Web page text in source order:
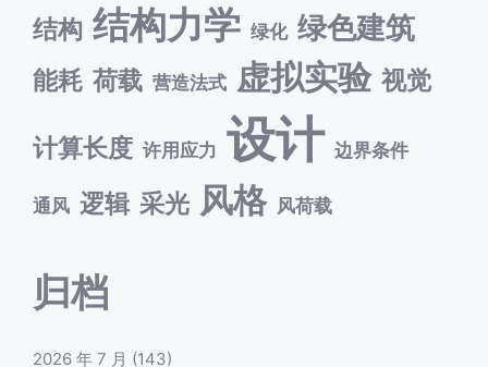
结构 结构力学 绿化 绿色建筑
能耗 荷载 营造法式 虚拟实验 视觉
计算长度 许用应力 设计 边界条件
通风 逻辑 采光 风格 风荷载
归档
2026 年 7 月 (143)